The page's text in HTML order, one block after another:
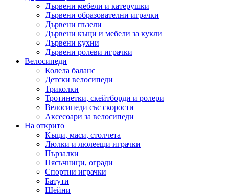
Дървени мебели и катерушки
Дървени образователни играчки
Дървени пъзели
Дървени къщи и мебели за кукли
Дървени кухни
Дървени ролеви играчки
Велосипеди
Колела баланс
Детски велосипеди
Триколки
Тротинетки, скейтборди и ролери
Велосипеди със скорости
Аксесоари за велосипеди
На открито
Къщи, маси, столчета
Люлки и люлеещи играчки
Пързалки
Пясъчници, огради
Спортни играчки
Батути
Шейни